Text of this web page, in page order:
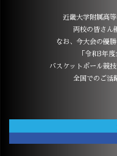
近畿大学附属高
両校の皆さん
なお、今大会の優
「令和3年
バスケットボール競
全国でのご活